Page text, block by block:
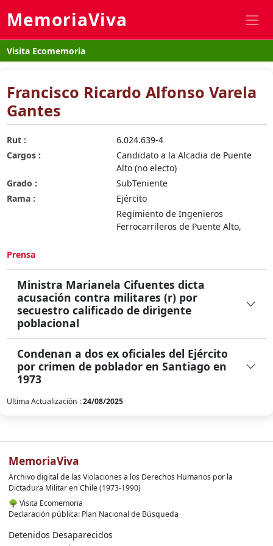
MemoriaViva
Visita Ecomemoria
Francisco Ricardo Alfonso Varela
Gantes
Rut :
6.024.639-4
Cargos :
Candidato a la Alcadia de Puente
Alto (no electo)
Grado :
SubTeniente
Rama :
Ejército
Regimiento de Ingenieros
Ferrocarrileros de Puente Alto,
Prensa
Ministra Marianela Cifuentes dicta
acusación contra militares (r) por
secuestro calificado de dirigente
poblacional
Condenan a dos ex oficiales del Ejército
por crimen de poblador en Santiago en
1973
Ultima Actualización :24/08/2025
MemoriaViva
Archivo digital de las Violaciones a los Derechos Humanos por la
Dictadura Militar en Chile (1973-1990)
🌳 Visita Ecomemoria
Declaración pública: Plan Nacional de Búsqueda
Detenidos Desaparecidos